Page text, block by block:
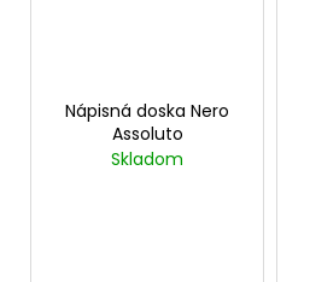
Nápisná doska Nero
Assoluto
Skladom